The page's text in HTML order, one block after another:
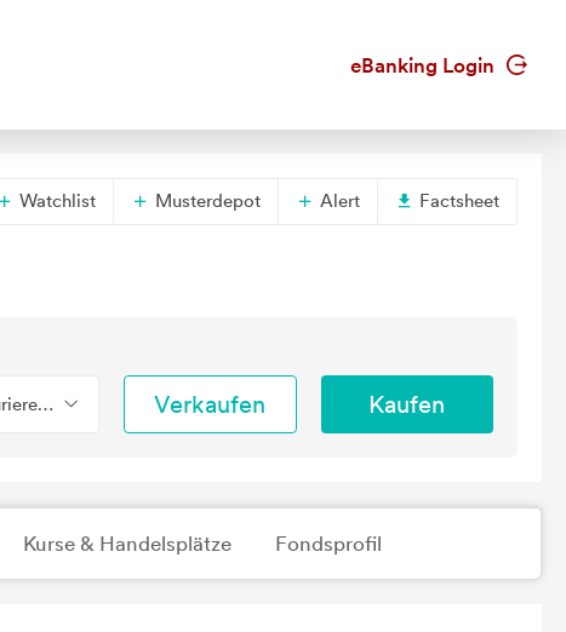
eBanking Login
Watchlist Musterdepot Alert Factsheet
Verkaufen Kaufen
Kurse & Handelsplätze Fondsprofil